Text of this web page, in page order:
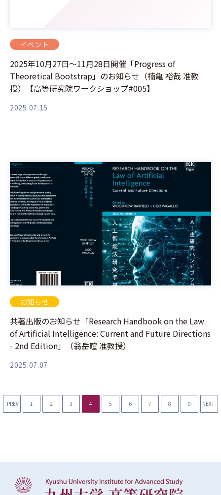
イベント
2025年10月27日～11月28日開催「Progress of
Theoretical Bootstrap」のお知らせ（楠亀 裕哉 准教
授）【高等研究院ワークショップ#005】
2025.07.15
お知らせ
共著出版のお知らせ「Research Handbook on the Law
of Artificial Intelligence: Current and Future Directions
- 2nd Edition」（翁岳暄 准教授）
2025.07.07
PREV 1 2 3 4 5 6 7 8 9 NEXT